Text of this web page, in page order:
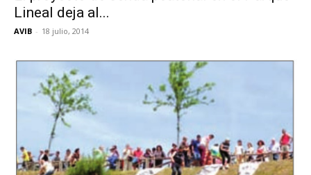
Lineal deja al...
AVIB - 18 julio, 2014